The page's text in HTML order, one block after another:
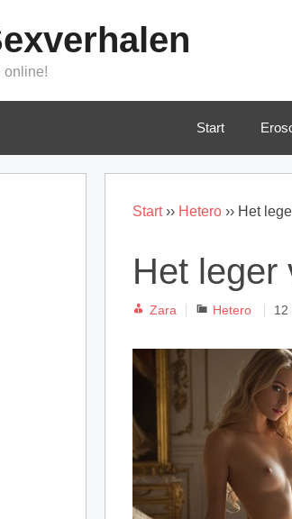
online!
Start
Start›› Hetero ›› Het
Het leger
Zara Categorieën
Hetero 12